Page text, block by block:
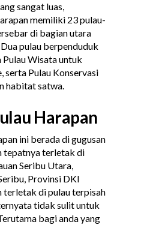
sangat luas,
memiliki 23 pulau-
di bagian utara
pulau berpenduduk
Pulau Wisata untuk
serta Pulau Konservasi
habitat satwa.
Harapan
ini berada di gugusan
tepatnya terletak di
Seribu Utara,
Provinsi DKI
terletak di pulau terpisah
tidak sulit untuk
bagi anda yang